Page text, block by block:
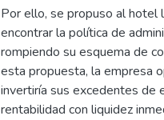
Por ello, se propuso al hotel
encontrar la política de
rompiendo su esquema de
esta propuesta, la empresa
invertiría sus excedentes de
rentabilidad con liquidez